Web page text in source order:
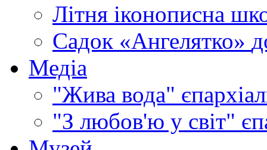
Літня іконописна
Садок «Ангелятко»
Медіа
"Жива вода"
"З любов'ю у світ"